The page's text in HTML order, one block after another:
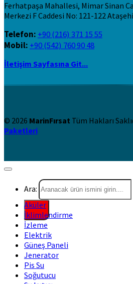
Ferhatpaşa Mahallesi, Mimar Sinan
Merkezi F Caddesi No: 121-122
Telefon: +90 (216) 371 15 55
Mobil: +90 (542) 760 90 48
İletişim Sayfasına Git...
© 2026 MarinFırsat Tüm Hakları
Paketleri
Ara:
Aküler
İklimlendirme
İzleme
Elektrik
Güneş Paneli
Jenerator
Pis Su
Soğutucu